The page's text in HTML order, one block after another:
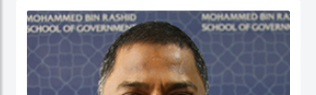
مساعدة تعليمية.